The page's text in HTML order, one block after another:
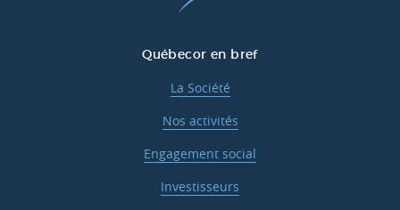
Québecor en bref
La Société
Nos activités
Engagement social
Investisseurs